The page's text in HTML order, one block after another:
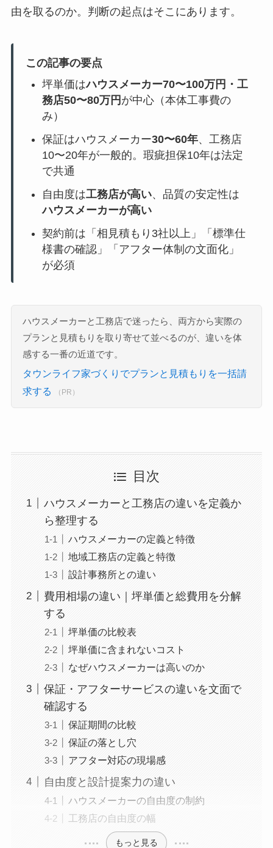
由を取るのか。判断の起点はそこにあります。
この記事の要点
坪単価はハウスメーカー70〜100万円・工
務店50〜80万円 が中心（本体工事費の
み）
保証はハウスメーカー30〜60年、工務店
10〜20年が一般的。瑕疵担保10年は法定
で共通
自由度は工務店が高い、品質の安定性は
ハウスメーカーが高い
契約前は「相見積もり3社以上」「標準仕
様書の確認」「アフター体制の文面化」
が必須
ハウスメーカーと工務店で迷ったら、両方から実際の
プランと見積もりを取り寄せて並べるのが、違いを体
感する一番の近道です。
タウンライフ家づくりでプランと見積もりを一括請
求する
（PR）
目次
ハウスメーカーと工務店の違いを定義か
ら整理する
ハウスメーカーの定義と特徴
地域工務店の定義と特徴
設計事務所との違い
費用相場の違い｜坪単価と総費用を分解
する
坪単価の比較表
坪単価に含まれないコスト
なぜハウスメーカーは高いのか
保証・アフターサービスの違いを文面で
確認する
保証期間の比較
保証の落とし穴
アフター対応の現場感
自由度と設計提案力の違い
ハウスメーカーの自由度の制約
工務店の自由度の幅
もっと見る